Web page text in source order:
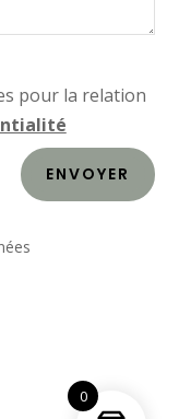
pour la relation
ENVOYER
0